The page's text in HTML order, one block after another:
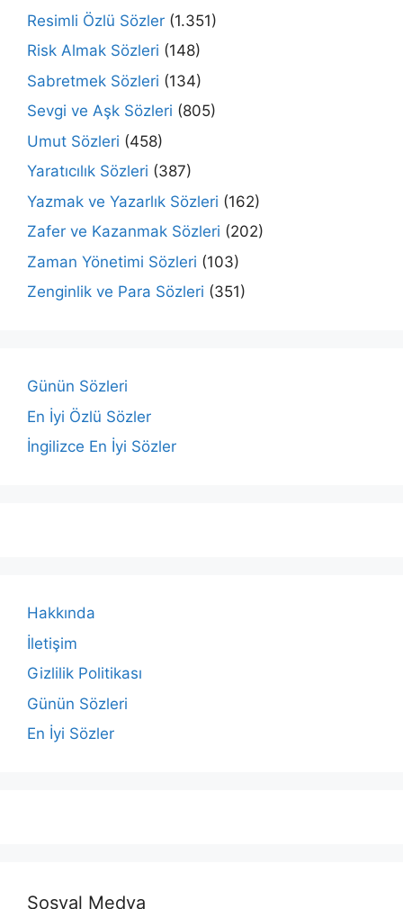
Resimli Özlü Sözler (1.351)
Risk Almak Sözleri (148)
Sabretmek Sözleri (134)
Sevgi ve Aşk Sözleri (805)
Umut Sözleri (458)
Yaratıcılık Sözleri (387)
Yazmak ve Yazarlık Sözleri (162)
Zafer ve Kazanmak Sözleri (202)
Zaman Yönetimi Sözleri (103)
Zenginlik ve Para Sözleri (351)
Günün Sözleri
En İyi Özlü Sözler
İngilizce En İyi Sözler
Hakkında
İletişim
Gizlilik Politikası
Günün Sözleri
En İyi Sözler
Sosyal Medya